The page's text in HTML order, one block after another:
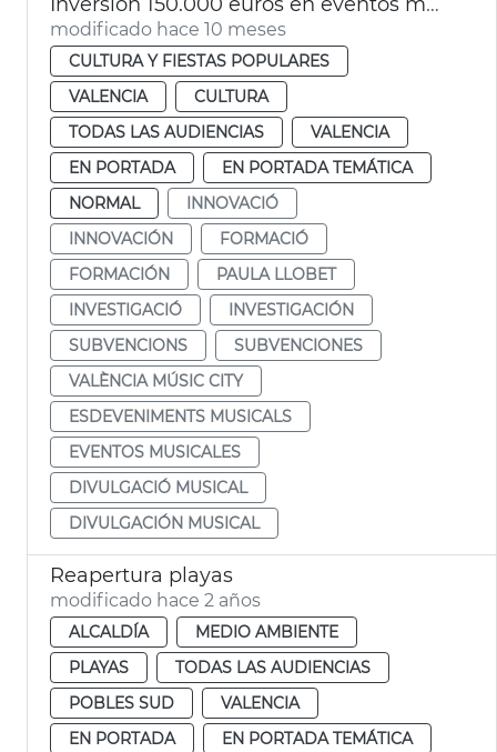
modificado hace 10 meses
CULTURA Y FIESTAS POPULARES
VALENCIA
CULTURA
TODAS LAS AUDIENCIAS
VALENCIA
EN PORTADA
EN PORTADA TEMÁTICA
NORMAL
INNOVACIÓ
INNOVACIÓN
FORMACIÓ
FORMACIÓN
PAULA LLOBET
INVESTIGACIÓ
INVESTIGACIÓN
SUBVENCIONS
SUBVENCIONES
VALÈNCIA MÚSIC CITY
ESDEVENIMENTS MUSICALS
EVENTOS MUSICALES
DIVULGACIÓ MUSICAL
DIVULGACIÓN MUSICAL
Reapertura playas
modificado hace 2 años
ALCALDÍA
MEDIO AMBIENTE
PLAYAS
TODAS LAS AUDIENCIAS
POBLES SUD
VALENCIA
EN PORTADA
EN PORTADA TEMÁTICA